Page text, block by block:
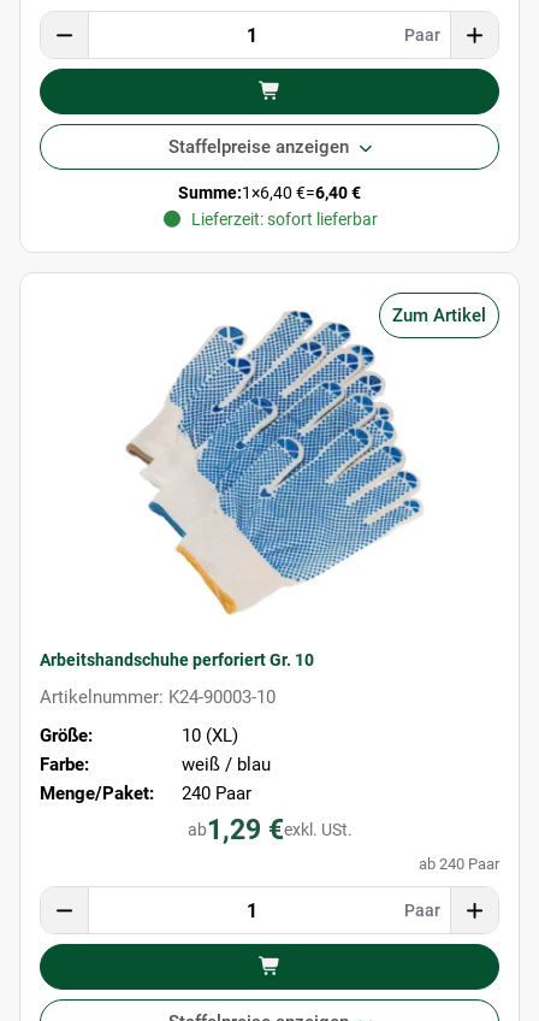
Paar
Staffelpreise anzeigen
Summe:1×6,40 €=6,40 €
Lieferzeit: sofort lieferbar
Zum Artikel
Arbeitshandschuhe perforiert Gr. 10
Artikelnummer: K24-90003-10
Größe:
10 (XL)
Farbe:
weiß / blau
Menge/Paket:
240 Paar
ab1,29 €exkl. USt.
ab 240 Paar
Paar